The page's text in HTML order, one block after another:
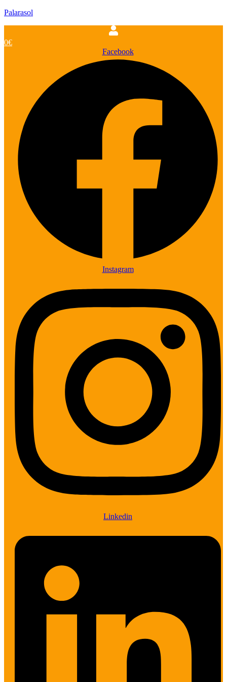
Palarasol
0€
Facebook
Instagram
Linkedin